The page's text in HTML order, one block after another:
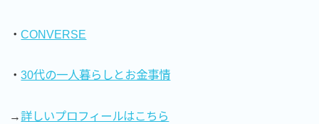
・CONVERSE
・30代の一人暮らしとお金事情
→詳しいプロフィールはこちら